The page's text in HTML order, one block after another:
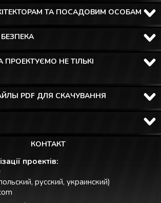
ТА ПОСАДОВИМ ОСОБАМ
БЕЗПЕКА
НЕ ТІЛЬКІ
PDF ДЛЯ СКАЧУВАННЯ
КОНТАКТ
проектів:
русский, украинский)